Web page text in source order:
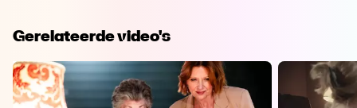
Gerelateerde video's